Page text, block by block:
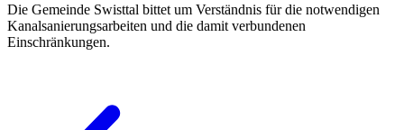
Die Gemeinde Swisttal bittet um Verständnis für die notwendigen
Kanalsanierungsarbeiten und die damit verbundenen
Einschränkungen.